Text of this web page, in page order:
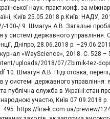
наук.-практ.конф. за
Київ 25.05.2018 р.Київ: НАДУ,
9. Шмагун А.В. Загальні
у системі державного управління.
Дніпро, 28.06.2018 р.
«WayScience», 2018. С. 528 –
uploads/2018/07/Zbirnik-tez-
10. Шмагун А.В. Підготовка,
у системі державного
публічна служба в Україні:стан
участю, Київ 07.09.2018
495. https://lira-k.com.ua/preview/